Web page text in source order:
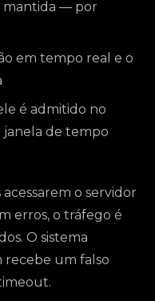
mantida — por
em tempo real e o
é admitido no
de tempo
o servidor
erros, o tráfego é
O sistema
recebe um falso